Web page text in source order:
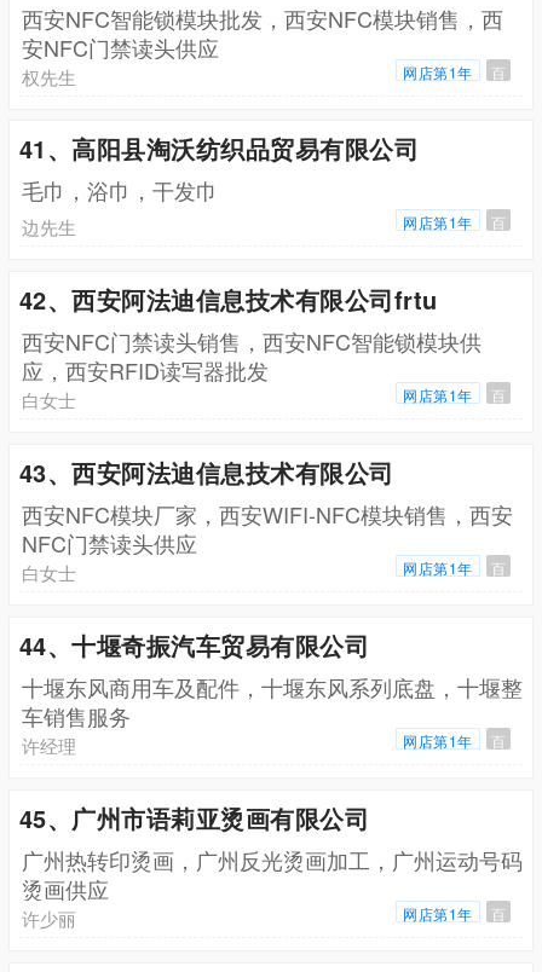
西安NFC智能锁模块批发，西安NFC模块销售，西
安NFC门禁读头供应
权先生 网店第1年 百
41、高阳县淘沃纺织品贸易有限公司
毛巾，浴巾，干发巾
边先生 网店第1年 百
42、西安阿法迪信息技术有限公司frtu
西安NFC门禁读头销售，西安NFC智能锁模块供
应，西安RFID读写器批发
白女士 网店第1年 百
43、西安阿法迪信息技术有限公司
西安NFC模块厂家，西安WIFI-NFC模块销售，西安
NFC门禁读头供应
白女士 网店第1年 百
44、十堰奇振汽车贸易有限公司
十堰东风商用车及配件，十堰东风系列底盘，十堰整
车销售服务
许经理 网店第1年 百
45、广州市语莉亚烫画有限公司
广州热转印烫画，广州反光烫画加工，广州运动号码
烫画供应
许少丽 网店第1年 百